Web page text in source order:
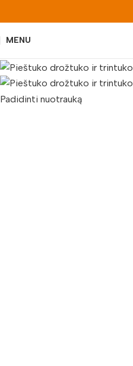
MENU
Padidinti nuotrauką